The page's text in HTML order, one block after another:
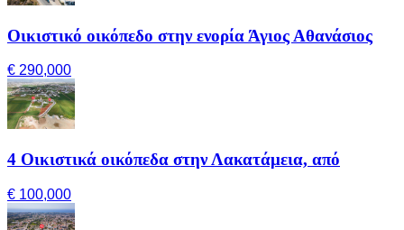
Οικιστικό οικόπεδο στην ενορία Άγιος Αθανάσιος
€ 290,000
4 Οικιστικά οικόπεδα στην Λακατάμεια, από
€ 100,000